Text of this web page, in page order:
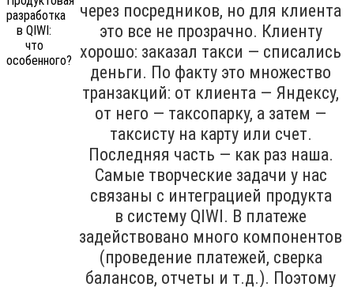
через посредников, но для клиента
это все не прозрачно. Клиенту
хорошо: заказал такси — списались
деньги. По факту это множество
транзакций: от клиента — Яндексу,
от него — таксопарку, а затем —
таксисту на карту или счет.
Последняя часть — как раз наша.
Самые творческие задачи у нас
связаны с интеграцией продукта
в систему QIWI. В платеже
задействовано много компонентов
(проведение платежей, сверка
балансов, отчеты и т.д.). Поэтому